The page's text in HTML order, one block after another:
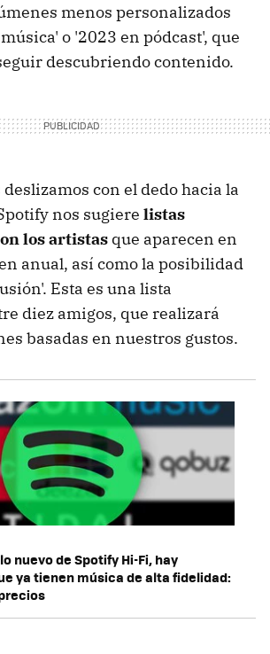
menos personalizados
o '2023 en pódcast', que
descubriendo contenido.
con el dedo hacia la
nos sugiere listas
los artistas que aparecen en
anual, así como la posibilidad
Esta es una lista
diez amigos, que realizará
basadas en nuestros gustos.
nuevo de Spotify Hi-Fi, hay
ya tienen música de alta fidelidad: